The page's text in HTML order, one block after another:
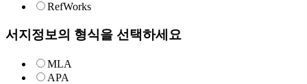
RefWorks
서지정보의 형식을 선택하세요
MLA
APA